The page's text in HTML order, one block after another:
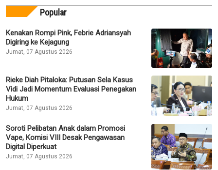
Popular
Kenakan Rompi Pink, Febrie Adriansyah
Digiring ke Kejagung
Jumat, 07 Agustus 2026
Rieke Diah Pitaloka: Putusan Sela Kasus
Vidi Jadi Momentum Evaluasi Penegakan
Hukum
Jumat, 07 Agustus 2026
Soroti Pelibatan Anak dalam Promosi
Vape, Komisi VIII Desak Pengawasan
Digital Diperkuat
Jumat, 07 Agustus 2026